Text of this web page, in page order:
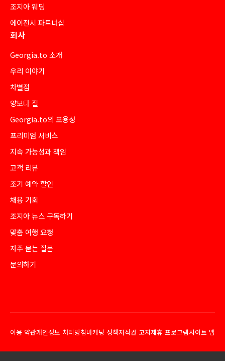
조지아 웨딩
에이전시 파트너십
회사
Georgia.to 소개
우리 이야기
차별점
양보다 질
Georgia.to의 포용성
프리미엄 서비스
지속 가능성과 책임
고객 리뷰
조기 예약 할인
채용 기회
조지아 뉴스 구독하기
맞춤 여행 요청
자주 묻는 질문
문의하기
이용 약관개인정보 처리방침마케팅 정책저작권 고지제휴 프로그램사이트 맵